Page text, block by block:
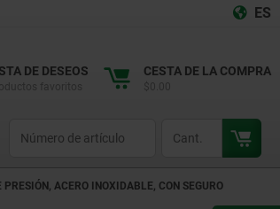
ES
DE DESEOS CESTA DE LA COMPRA
ACERO INOXIDABLE, CON SEGURO